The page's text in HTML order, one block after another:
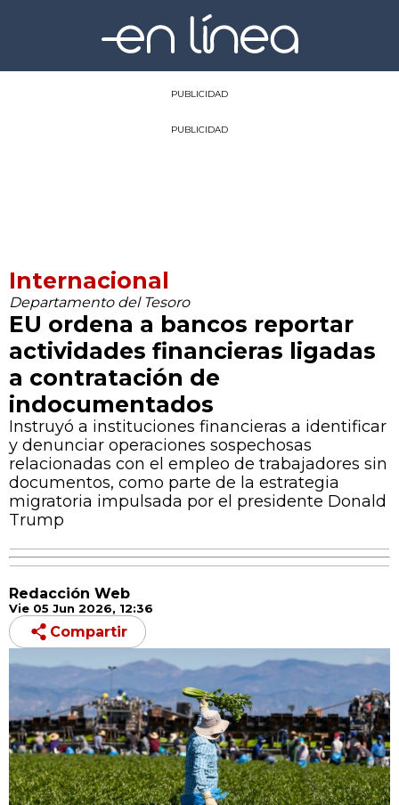
PUBLICIDAD
PUBLICIDAD
Internacional
Departamento del Tesoro
EU ordena a bancos reportar
actividades financieras ligadas
a contratación de
indocumentados
Instruyó a instituciones financieras a identificar
y denunciar operaciones sospechosas
relacionadas con el empleo de trabajadores sin
documentos, como parte de la estrategia
migratoria impulsada por el presidente Donald
Trump
Redacción Web
Vie 05 Jun 2026, 12:36
Compartir